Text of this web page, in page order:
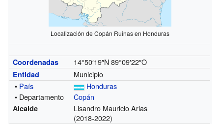
Localización de Copán Ruinas en Honduras
Coordenadas 14°50′19″N 89°09′22″O
Entidad
Municipio
• País
Honduras
• Departamento
Copán
Alcalde
Lisandro Mauricio Arias
(2018-2022)